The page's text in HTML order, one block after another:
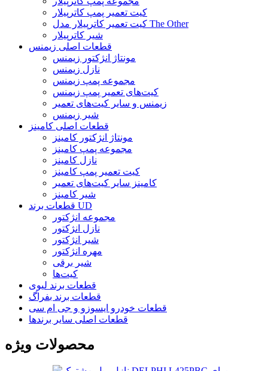
کیت تعمیر پمپ کاترپیلار
کیت تعمیر کاترپیلار مدل The Other
شیر کاترپیلار
قطعات اصلی زیمنس
مونتاژ انژکتور زیمنس
نازل زیمنس
مجموعه پمپ زیمنس
کیت‌های تعمیر پمپ زیمنس
زیمنس و سایر کیت‌های تعمیر
شیر زیمنس
قطعات اصلی کامینز
مونتاژ انژکتور کامینز
مجموعه پمپ کامینز
نازل کامینز
کیت تعمیر پمپ کامینز
کامینز سایر کیت‌های تعمیر
شیر کامینز
قطعات برند UD
مجموعه انژکتور
نازل انژکتور
شیر انژکتور
مهره انژکتور
شیر برقی
کیت‌ها
قطعات برند لیوی
قطعات برند بفراگ
قطعات خودرو ایسوزو و جی ام سی
قطعات اصلی سایر برندها
محصولات ویژه